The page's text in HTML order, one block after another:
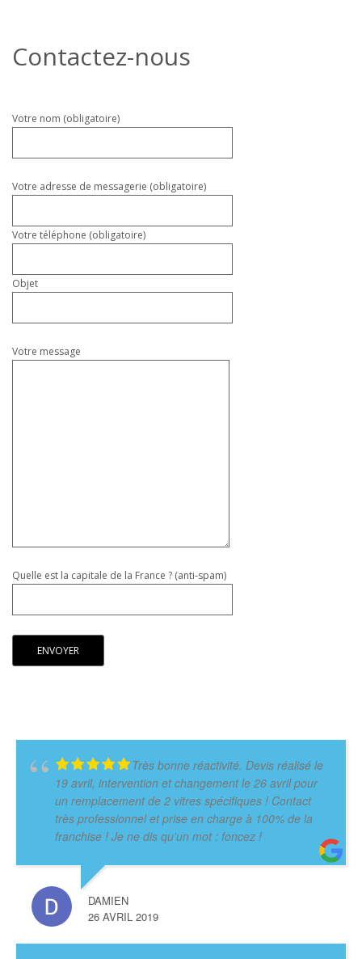
Contactez-nous
Veuillez
vide.
Votre nom (obligatoire)
Votre adresse de messagerie (obligatoire)
Votre téléphone (obligatoire)
Objet
Votre message
Quelle est la capitale de la France ? (anti-spam)
Très bonne réactivité. Devis réalisé le
19 avril, intervention et changement le 26 avril pour
un remplacement de 2 vitres spécifiques ! Contact
très professionnel et prise en charge à 100% de la
franchise ! Je ne dis qu'un mot : foncez !
DAMIEN
26 AVRIL 2019